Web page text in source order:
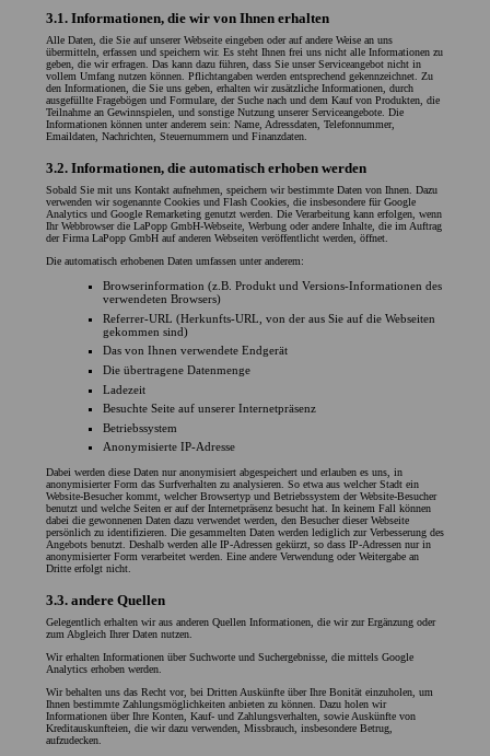
3.1. Informationen, die wir von Ihnen erhalten
Alle Daten, die Sie auf unserer Webseite eingeben oder auf andere Weise an uns
übermitteln, erfassen und speichern wir. Es steht Ihnen frei uns nicht alle Informationen zu
geben, die wir erfragen. Das kann dazu führen, dass Sie unser Serviceangebot nicht in
vollem Umfang nutzen können. Pflichtangaben werden entsprechend gekennzeichnet. Zu
den Informationen, die Sie uns geben, erhalten wir zusätzliche Informationen, durch
ausgefüllte Fragebögen und Formulare, der Suche nach und dem Kauf von Produkten, die
Teilnahme an Gewinnspielen, und sonstige Nutzung unserer Serviceangebote. Die
Informationen können unter anderem sein: Name, Adressdaten, Telefonnummer,
Emaildaten, Nachrichten, Steuernummern und Finanzdaten.
3.2. Informationen, die automatisch erhoben werden
Sobald Sie mit uns Kontakt aufnehmen, speichern wir bestimmte Daten von Ihnen. Dazu
verwenden wir sogenannte Cookies und Flash Cookies, die insbesondere für Google
Analytics und Google Remarketing genutzt werden. Die Verarbeitung kann erfolgen, wenn
Ihr Webbrowser die LaPopp GmbH-Webseite, Werbung oder andere Inhalte, die im Auftrag
der Firma LaPopp GmbH auf anderen Webseiten veröffentlicht werden, öffnet.
Die automatisch erhobenen Daten umfassen unter anderem:
Browserinformation (z.B. Produkt und Versions-Informationen des
verwendeten Browsers)
Referrer-URL (Herkunfts-URL, von der aus Sie auf die Webseiten
gekommen sind)
Das von Ihnen verwendete Endgerät
Die übertragene Datenmenge
Ladezeit
Besuchte Seite auf unserer Internetpräsenz
Betriebssystem
Anonymisierte IP-Adresse
Dabei werden diese Daten nur anonymisiert abgespeichert und erlauben es uns, in
anonymisierter Form das Surfverhalten zu analysieren. So etwa aus welcher Stadt ein
Website-Besucher kommt, welcher Browsertyp und Betriebssystem der Website-Besucher
benutzt und welche Seiten er auf der Internetpräsenz besucht hat. In keinem Fall können
dabei die gewonnenen Daten dazu verwendet werden, den Besucher dieser Webseite
persönlich zu identifizieren. Die gesammelten Daten werden lediglich zur Verbesserung des
Angebots benutzt. Deshalb werden alle IP-Adressen gekürzt, so dass IP-Adressen nur in
anonymisierter Form verarbeitet werden. Eine andere Verwendung oder Weitergabe an
Dritte erfolgt nicht.
3.3. andere Quellen
Gelegentlich erhalten wir aus anderen Quellen Informationen, die wir zur Ergänzung oder
zum Abgleich Ihrer Daten nutzen.
Wir erhalten Informationen über Suchworte und Suchergebnisse, die mittels Google
Analytics erhoben werden.
Wir behalten uns das Recht vor, bei Dritten Auskünfte über Ihre Bonität einzuholen, um
Ihnen bestimmte Zahlungsmöglichkeiten anbieten zu können. Dazu holen wir
Informationen über Ihre Konten, Kauf- und Zahlungsverhalten, sowie Auskünfte von
Kreditauskunfteien, die wir dazu verwenden, Missbrauch, insbesondere Betrug,
aufzudecken.